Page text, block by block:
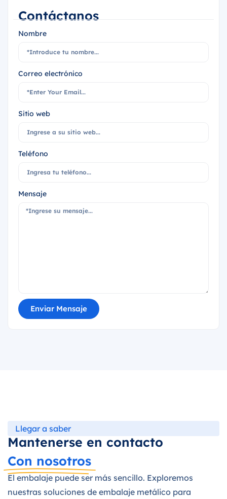
Contáctanos
Nombre
Correo electrónico
Sitio web
Teléfono
Mensaje
Enviar Mensaje
Llegar a saber
Mantenerse en contacto
Con nosotros
El embalaje puede ser más sencillo. Exploremos
nuestras soluciones de embalaje metálico para